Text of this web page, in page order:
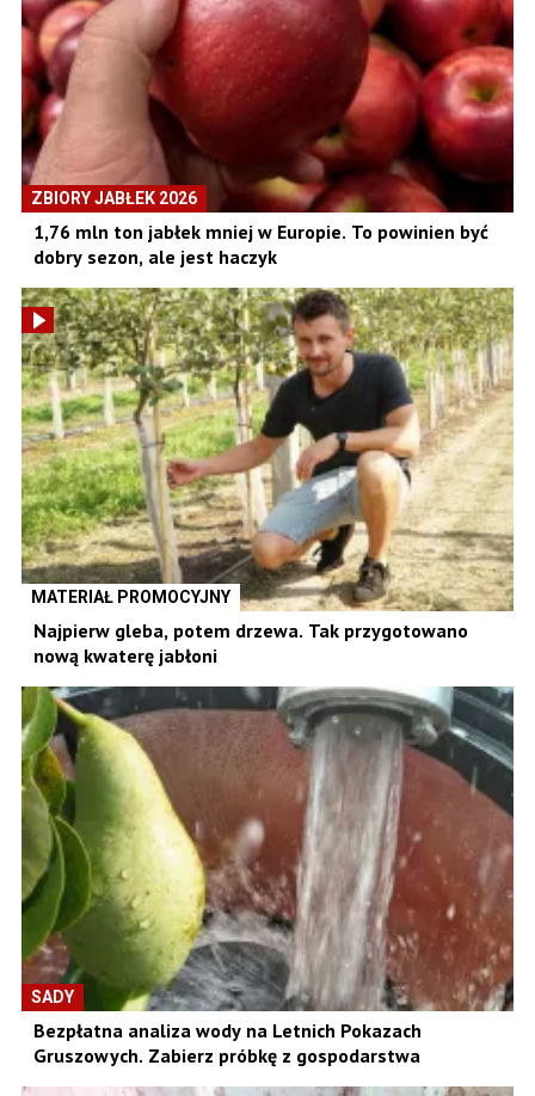
ZBIORY JABŁEK 2026
1,76 mln ton jabłek mniej w Europie. To powinien być
dobry sezon, ale jest haczyk
MATERIAŁ PROMOCYJNY
Najpierw gleba, potem drzewa. Tak przygotowano
nową kwaterę jabłoni
SADY
Bezpłatna analiza wody na Letnich Pokazach
Gruszowych. Zabierz próbkę z gospodarstwa